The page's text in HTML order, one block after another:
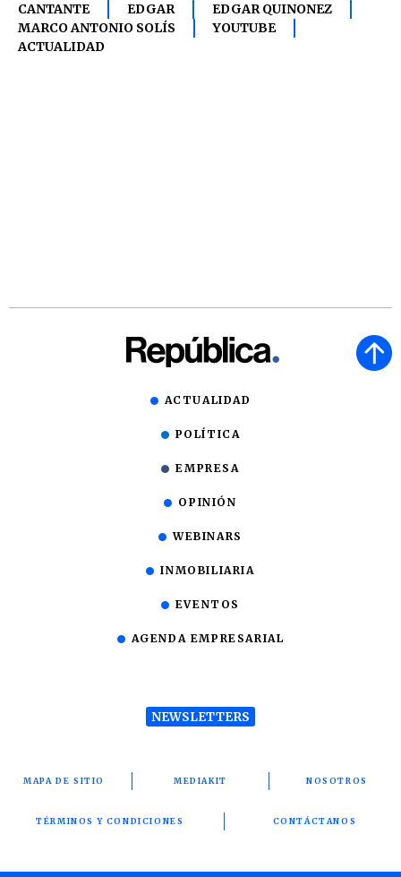
CANTANTE
EDGAR
EDGAR QUINONEZ
MARCO ANTONIO SOLÍS
YOUTUBE
ACTUALIDAD
ACTUALIDAD
POLÍTICA
EMPRESA
OPINIÓN
WEBINARS
INMOBILIARIA
EVENTOS
AGENDA EMPRESARIAL
NEWSLETTERS
MAPA DE SITIO MEDIAKIT NOSOTROS
TÉRMINOS Y CONDICIONES CONTÁCTANOS